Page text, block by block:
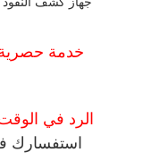
1 خدمة
2 الرد في